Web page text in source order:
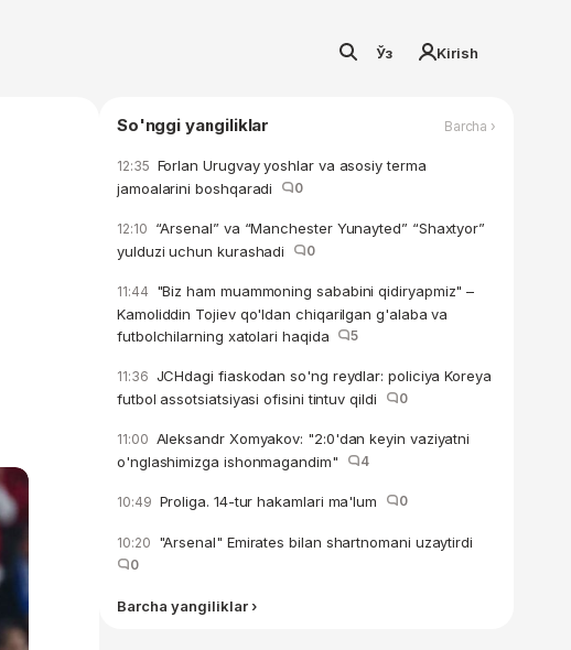
Ўз Kirish
So'nggi yangiliklar Barcha ›
12:35 Forlan Urugvay yoshlar va asosiy terma
jamoalarini boshqaradi
0
12:10 “Arsenal” va “Manchester Yunayted” “Shaxtyor”
yulduzi uchun kurashadi
0
11:44 "Biz ham muammoning sababini qidiryapmiz" –
Kamoliddin Tojiev qo'ldan chiqarilgan g'alaba va
futbolchilarning xatolari haqida
5
11:36 JCHdagi fiaskodan so'ng reydlar: policiya Koreya
futbol assotsiatsiyasi ofisini tintuv qildi
0
11:00 Aleksandr Xomyakov: "2:0'dan keyin vaziyatni
o'nglashimizga ishonmagandim"
4
10:49 Proliga. 14-tur hakamlari ma'lum 0
10:20 "Arsenal" Emirates bilan shartnomani uzaytirdi
0
Barcha yangiliklar ›